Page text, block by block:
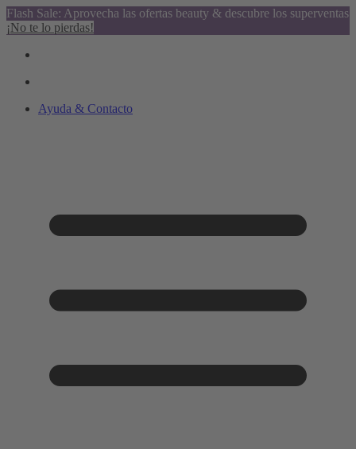
Flash Sale: Aprovecha las ofertas beauty & descubre los superventas
¡No te lo pierdas!
Ayuda & Contacto